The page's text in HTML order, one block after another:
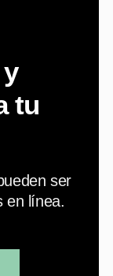
tu
ser
en línea.